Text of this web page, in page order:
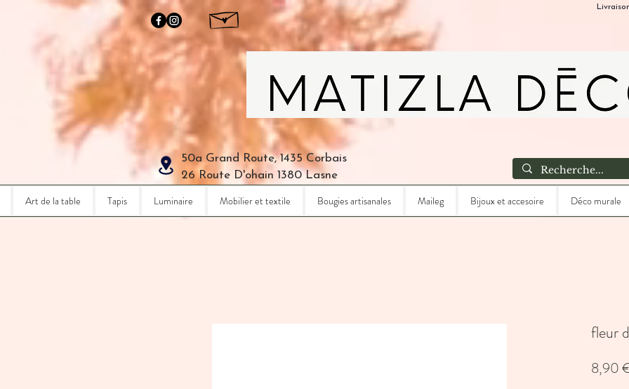
50a Grand Route, 1435 Corbais
26 Route D'ohain 1380 Lasne
Art de la table Tapis Luminaire Mobilier et textile Bougies artisanales Maileg Bijoux et accesoire Déco murale
fleur
8,90